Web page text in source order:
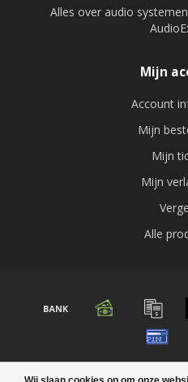
Alles over audio
Mijn
Account
Mijn
Mijn
Mijn
Alle
© Copyright